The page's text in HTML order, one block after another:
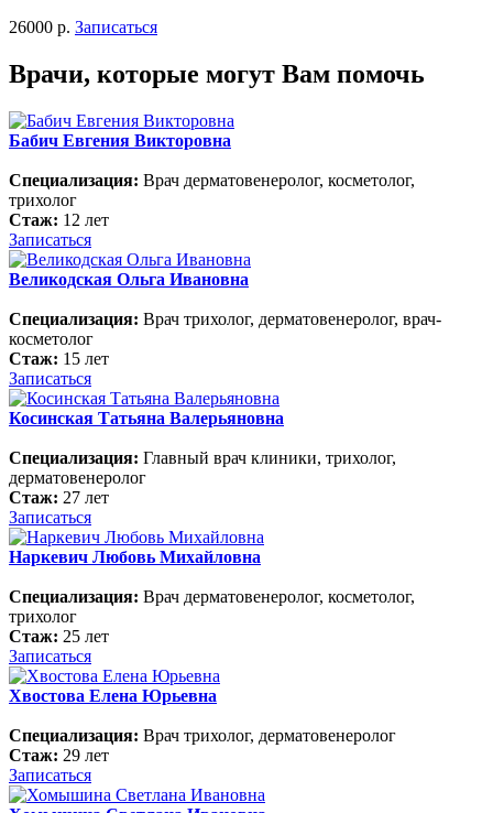
26000 р. Записаться
Врачи, которые могут Вам помочь
Бабич Евгения Викторовна
Специализация: Врач дерматовенеролог, косметолог,
трихолог
Стаж: 12 лет
Записаться
Великодская Ольга Ивановна
Специализация: Врач трихолог, дерматовенеролог, врач-
косметолог
Стаж: 15 лет
Записаться
Косинская Татьяна Валерьяновна
Специализация: Главный врач клиники, трихолог,
дерматовенеролог
Стаж: 27 лет
Записаться
Наркевич Любовь Михайловна
Специализация: Врач дерматовенеролог, косметолог,
трихолог
Стаж: 25 лет
Записаться
Хвостова Елена Юрьевна
Специализация: Врач трихолог, дерматовенеролог
Стаж: 29 лет
Записаться